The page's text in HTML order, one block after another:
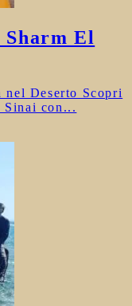
El
nel Deserto Scopri
Sinai con...